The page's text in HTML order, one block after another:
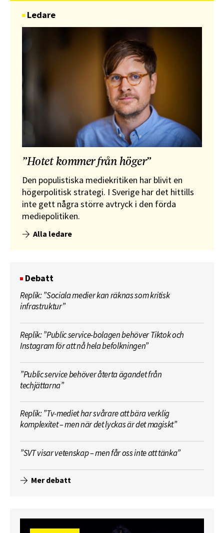
Ledare
”Hotet kommer från höger”
Den populistiska mediekritiken har blivit en
högerpolitisk strategi. I Sverige har det hittills
inte gett några större avtryck i den förda
mediepolitiken.
Alla ledare
Debatt
Replik: ”Sociala medier kan räknas som kritisk
infrastruktur”
Replik: ”Public service-bolagen behöver Tiktok och
Instagram för att nå hela befolkningen”
”Public service behöver återta ägandet från
techjättarna”
Replik: ”Tv-mediet har svårare att bära verklig
komplexitet – men när det lyckas är det magiskt”
”SVT visar vetenskap – men får oss inte att tänka”
Mer debatt